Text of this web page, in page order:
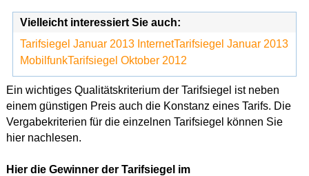
Vielleicht interessiert Sie auch:
Tarifsiegel Januar 2013 InternetTarifsiegel Januar 2013
MobilfunkTarifsiegel Oktober 2012
Ein wichtiges Qualitätskriterium der Tarifsiegel ist neben
einem günstigen Preis auch die Konstanz eines Tarifs. Die
Vergabekriterien für die einzelnen Tarifsiegel können Sie
hiernachlesen.
Hier die Gewinner der Tarifsiegel im